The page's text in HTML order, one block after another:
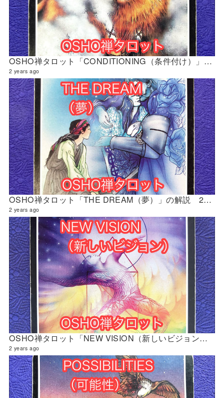
OSHO禅タロット「CONDITIONING（条件付け）」の解説 2024年5月の門鑑定（財門）
2 years ago
OSHO禅タロット「THE DREAM（夢）」の解説 2024年5月の門鑑定（創門）
2 years ago
OSHO禅タロット「NEW VISION（新しいビジョン）」の解説 2024年5月の門鑑定（立門）
2 years ago